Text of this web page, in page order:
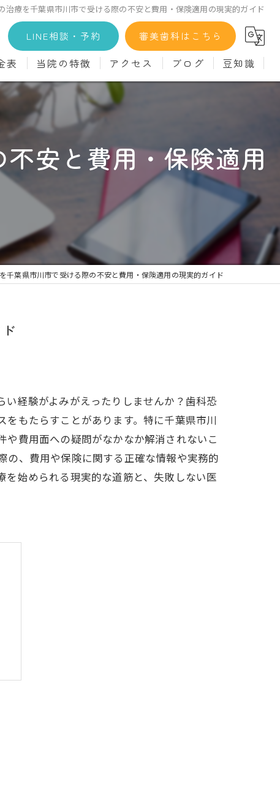
治療を千葉県市川市で受ける際の不安と費用・保険適用の現実的ガイド
LINE相談・予約 審美歯科はこちら
歯)
療
矯正
表
詳細
診療料金
当院の特徴
マウスピース矯正
インプラント
セラミック
施設基準
アクセス ブログ 豆知識
安と費用・保険適用
千葉県市川市で受ける際の不安と費用・保険適用の現実的ガイド
経験がよみがえったりしませんか？歯科恐
もたらすことがあります。特に千葉県市川
費用面への疑問がなかなか解消されないこ
の、費用や保険に関する正確な情報や実務的
始められる現実的な道筋と、失敗しない医